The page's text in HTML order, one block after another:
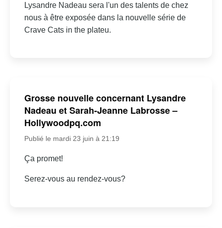
Lysandre Nadeau sera l'un des talents de chez
nous à être exposée dans la nouvelle série de
Crave Cats in the plateu.
Grosse nouvelle concernant Lysandre
Nadeau et Sarah-Jeanne Labrosse –
Hollywoodpq.com
Publié le mardi 23 juin à 21:19
Ça promet!
Serez-vous au rendez-vous?